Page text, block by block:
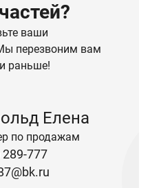
ваши
перезвоним вам
раньше!
Елена
по продажам
777